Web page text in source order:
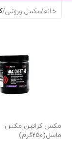
خانه/مکمل ورزشی/
مکس کراتین مکس
ماسل(250گرم)